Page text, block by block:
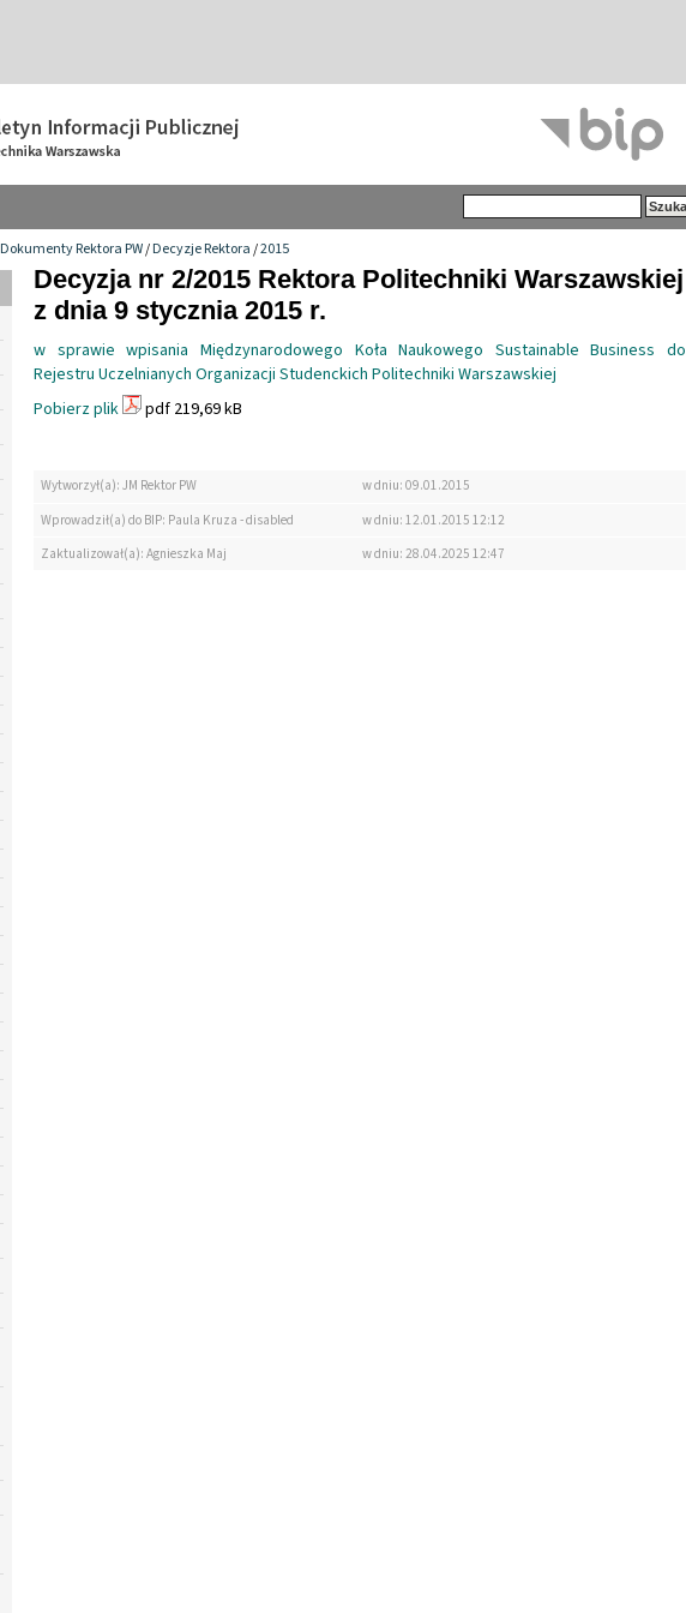
Dokumenty Rektora PW/Decyzje Rektora/2015
Decyzja nr 2/2015 Rektora Politechniki Warszawskiej
z dnia 9 stycznia 2015 r.
w sprawie wpisania Międzynarodowego Koła Naukowego Sustainable Business do
Rejestru Uczelnianych Organizacji Studenckich Politechniki Warszawskiej
Pobierz plik
pdf 219,69 kB
Wytworzył(a): JM Rektor PW
w dniu: 09.01.2015
Wprowadził(a) do BIP: Paula Kruza - disabled
w dniu: 12.01.2015 12:12
Zaktualizował(a): Agnieszka Maj
w dniu: 28.04.2025 12:47